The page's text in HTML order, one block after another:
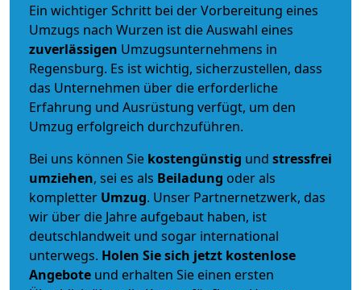
Ein wichtiger Schritt bei der Vorbereitung eines
Umzugs nach Wurzen ist die Auswahl eines
zuverlässigen Umzugsunternehmens in
Regensburg. Es ist wichtig, sicherzustellen, dass
das Unternehmen über die erforderliche
Erfahrung und Ausrüstung verfügt, um den
Umzug erfolgreich durchzuführen.
Bei uns können Sie kostengünstig und stressfrei
umziehen, sei es als Beiladung oder als
kompletter Umzug. Unser Partnernetzwerk, das
wir über die Jahre aufgebaut haben, ist
deutschlandweit und sogar international
unterwegs. Holen Sie sich jetzt kostenlose
Angebote und erhalten Sie einen ersten